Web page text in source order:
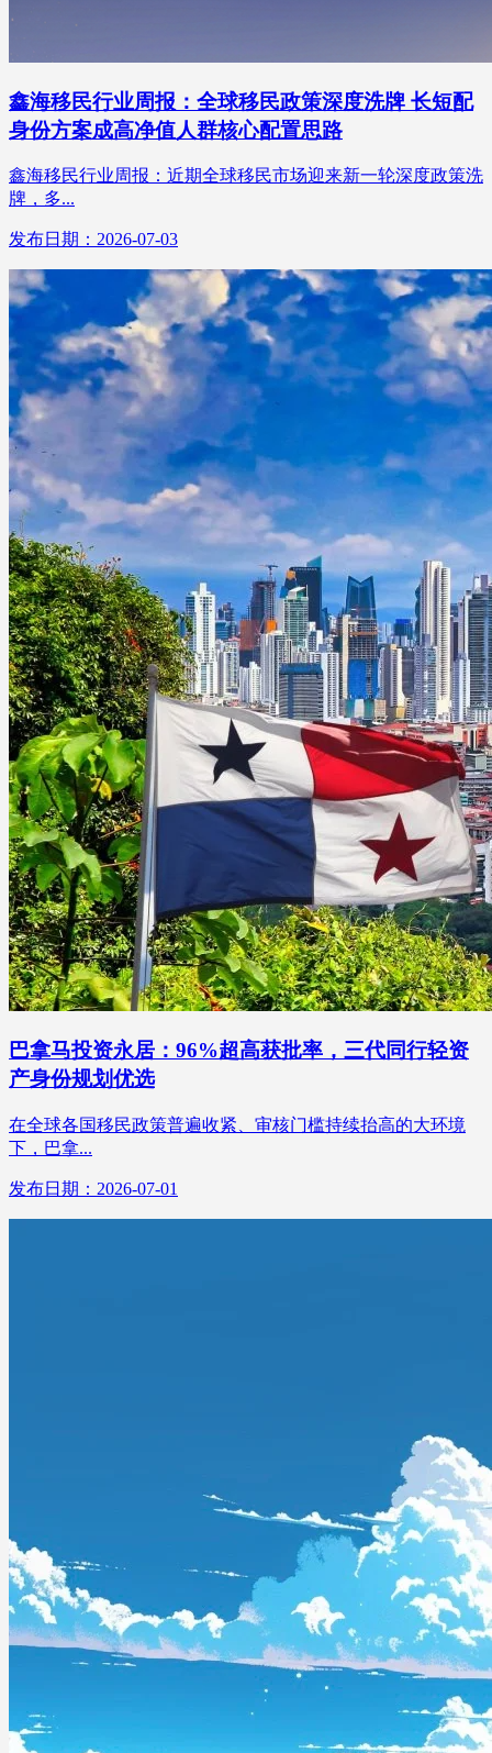
鑫海移民行业周报：全球移民政策深度洗牌 长短配
身份方案成高净值人群核心配置思路
鑫海移民行业周报：近期全球移民市场迎来新一轮深度政策洗
牌，多...
发布日期：2026-07-03
巴拿马投资永居：96%超高获批率，三代同行轻资
产身份规划优选
在全球各国移民政策普遍收紧、审核门槛持续抬高的大环境
下，巴拿...
发布日期：2026-07-01